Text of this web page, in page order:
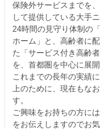
保険外サービスまでを
して提供している大手
24時間の見守り体制の
ホーム」と、高齢者に
た「サービス付き高齢
を、首都圏を中心に展開
これまでの長年の実績
上のために、現在もな
す。
ご興味をお持ちの方に
をお伝えしますのでお